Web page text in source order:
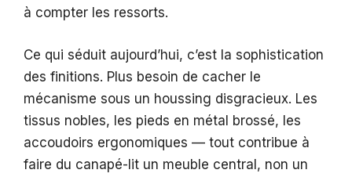
à compter les ressorts.
Ce qui séduit aujourd’hui, c’est la sophistication
des finitions. Plus besoin de cacher le
mécanisme sous un houssing disgracieux. Les
tissus nobles, les pieds en métal brossé, les
accoudoirs ergonomiques — tout contribue à
faire du canapé-lit un meuble central, non un